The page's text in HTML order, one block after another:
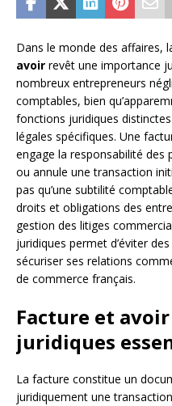
Dans le monde des affaires,
avoir revêt une importance
nombreux entrepreneurs
comptables, bien
fonctions juridiques
légales spécifiques. Une
engage la responsabilité des
ou annule une transaction
pas qu’une subtilité
droits et obligations des
gestion des litiges
juridiques permet d’éviter
sécuriser ses relations
de commerce français.
Facture et
juridiques
La facture constitue un
juridiquement une